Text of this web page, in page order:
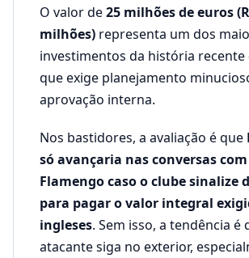
O valor de25 milhões de euros
milhões) representa um dos
investimentos da história recente
que exige planejamento
aprovação interna.
Nos bastidores, a avaliação é que
só avançaria nas conversas
Flamengo caso o clube sinalize
para pagar o valor integral
ingleses. Sem isso, a tendência é
atacante siga no exterior,